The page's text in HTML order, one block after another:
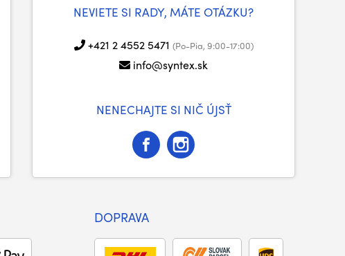
NEVIETE SI RADY, MÁTE OTÁZKU?
+421 2 4552 5471 (Po-Pia, 9:00-17:00)
info@syntex.sk
NENECHAJTE SI NIČ ÚJSŤ
DOPRAVA